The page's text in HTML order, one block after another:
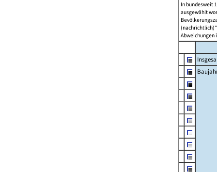
In bundesweit
ausgewählt
Abweichungen